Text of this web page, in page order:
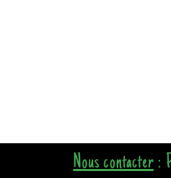
Nous contacter: